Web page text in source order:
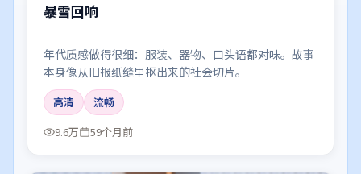
暴雪回响
年代质感做得很细：服装、器物、口头语都对味。故事
本身像从旧报纸缝里抠出来的社会切片。
高清
流畅
9.6万
59个月前